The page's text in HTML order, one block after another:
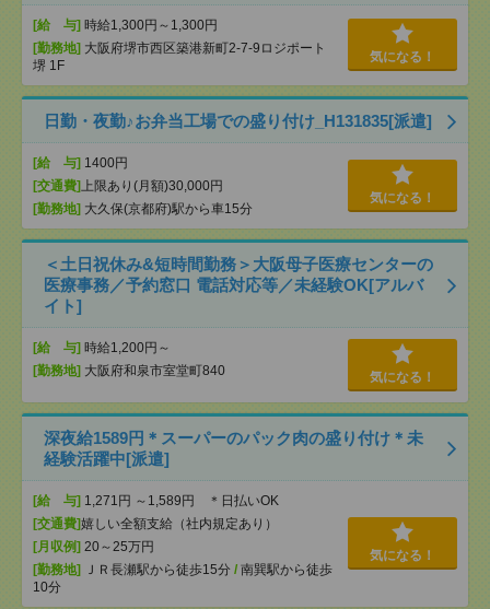
[給 与] 時給1,300円～1,300円
[勤務地] 大阪府堺市西区築港新町2-7-9ロジポート
堺 1F
気になる！
日勤・夜勤♪お弁当工場での盛り付け_H131835[派遣]
[給 与] 1400円
[交通費] 上限あり(月額)30,000円
[勤務地] 大久保(京都府)駅から車15分
気になる！
＜土日祝休み&短時間勤務＞大阪母子医療センターの
医療事務／予約窓口 電話対応等／未経験OK[アルバ
イト]
[給 与] 時給1,200円～
[勤務地] 大阪府和泉市室堂町840 気になる！
深夜給1589円＊スーパーのパック肉の盛り付け＊未
経験活躍中[派遣]
[給 与] 1,271円 ～1,589円 ＊日払いOK
[交通費]嬉しい全額支給（社内規定あり）
[月収例] 20～25万円
[勤務地]
ＪＲ長瀬駅から徒歩15分 / 南巽駅から徒歩
10分
気になる！